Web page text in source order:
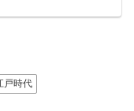
戸時代